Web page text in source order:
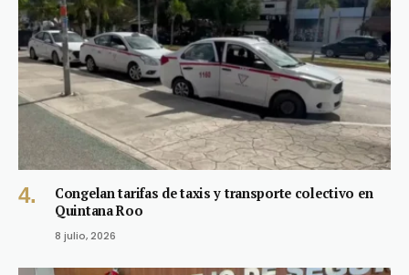
Congelan tarifas de taxis y transporte colectivo en
Quintana Roo
8 julio, 2026